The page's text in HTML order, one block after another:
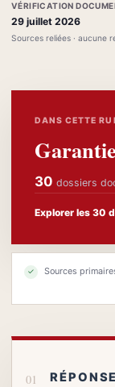
VÉRIFICATION
29 juillet 2026
Sources reliées · aucune
DANS CETTE
30 dossiers
Explorer les 30
✓ Sources